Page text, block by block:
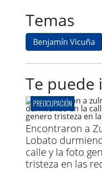
Temas
Benjamín Vicuña
Te puede
PREOCUPACIÓN
Encontraron a
Lobato
calle y la foto
tristeza en las